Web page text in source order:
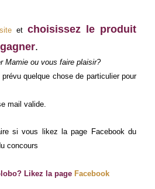
etchoisissez le produit
.
Mamie ou vous faire plaisir?
quelque chose de particulier pour
mail valide.
si vous likez la page Facebook du
concours
Likez la page Facebook